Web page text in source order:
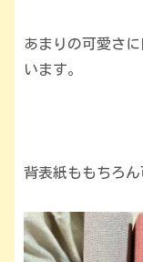
あまりの可愛さ
います。
背表紙ももちろん